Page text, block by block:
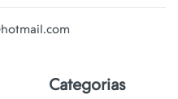
Categorias